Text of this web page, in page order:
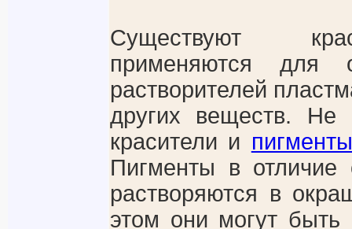
Существуют
применяются для
растворителей
других веществ. Не
красители и пигменты
Пигменты в отличие
растворяются в
этом они могут быть